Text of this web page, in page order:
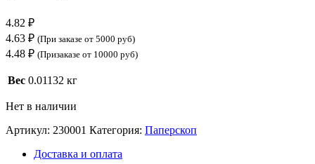
4.82 ₽
4.63 ₽ (При заказе от 5000 руб)
4.48 ₽ (Призаказе от 10000 руб)
Вес 0.01132 кг
Нет в наличии
Артикул: 230001 Категория: Паперскоп
Доставка и оплата